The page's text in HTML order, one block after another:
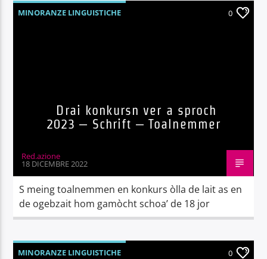
MINORANZE LINGUISTICHE 0
Drai konkursn ver a sproch
2023 – Schrift – Toalnemmer
Red.azione
18 DICEMBRE 2022
S meing toalnemmen en konkurs òlla de lait as en
de ogebzait hom gamòcht schoa’ de 18 jor
MINORANZE LINGUISTICHE 0